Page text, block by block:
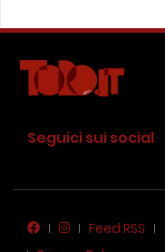
Seguici sui social
Feed RSS